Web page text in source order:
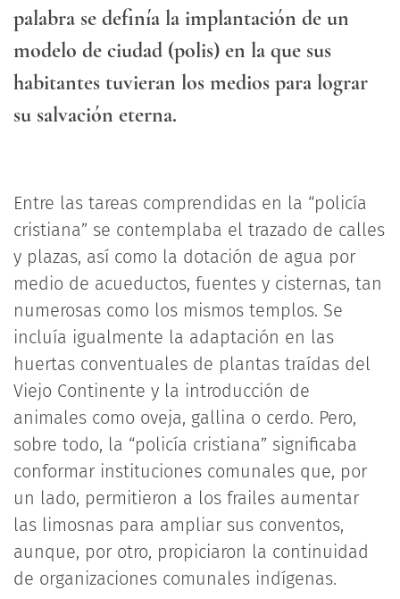
palabra se definía la implantación de un
modelo de ciudad (polis) en la que sus
habitantes tuvieran los medios para lograr
su salvación eterna.
Entre las tareas comprendidas en la “policía
cristiana” se contemplaba el trazado de calles
y plazas, así como la dotación de agua por
medio de acueductos, fuentes y cisternas, tan
numerosas como los mismos templos. Se
incluía igualmente la adaptación en las
huertas conventuales de plantas traídas del
Viejo Continente y la introducción de
animales como oveja, gallina o cerdo. Pero,
sobre todo, la “policía cristiana” significaba
conformar instituciones comunales que, por
un lado, permitieron a los frailes aumentar
las limosnas para ampliar sus conventos,
aunque, por otro, propiciaron la continuidad
de organizaciones comunales indígenas.